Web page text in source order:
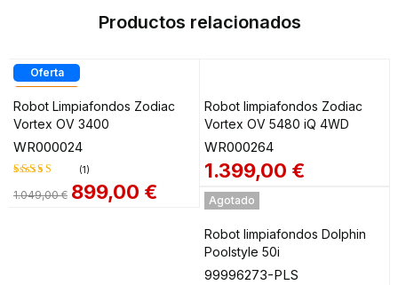
Productos relacionados
Oferta
Robot Limpiafondos Zodiac
Vortex OV 3400
WR000024
Valorado
(1)
1.049,00€ 899,00 €
Robot limpiafondos Zodiac
Vortex OV 5480 iQ 4WD
WR000264
1.399,00 €
Agotado
Robot limpiafondos Dolphin
Poolstyle 50i
99996273-PLS